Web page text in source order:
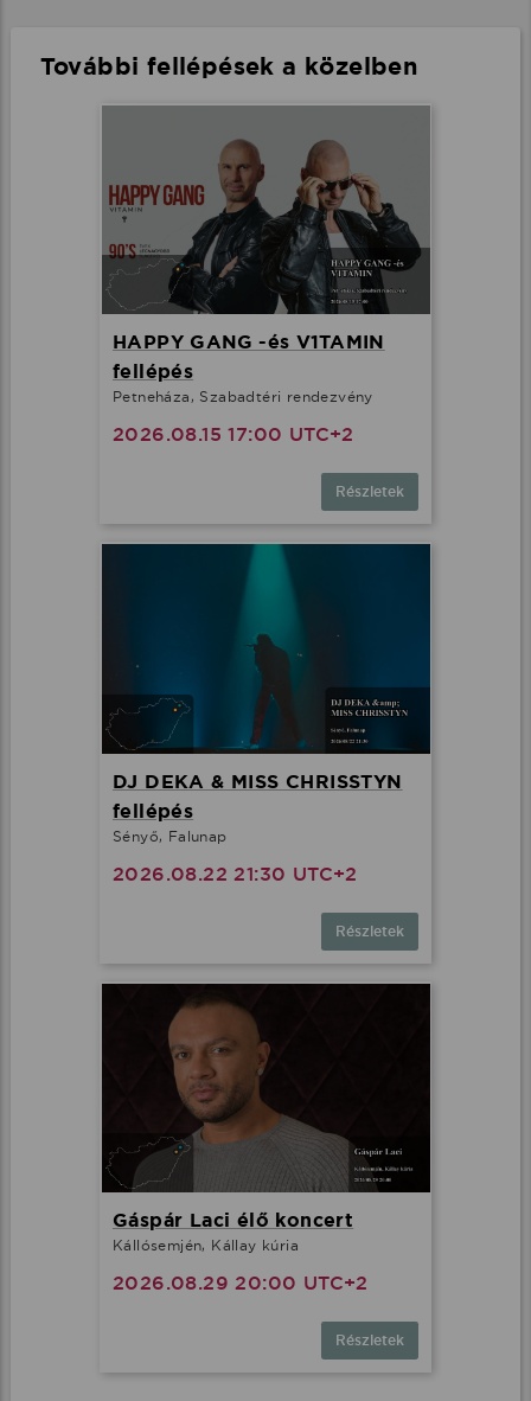
További fellépések a közelben
HAPPY GANG -és V1TAMIN
fellépés
Petneháza, Szabadtéri rendezvény
2026.08.15 17:00 UTC+2
Részletek
DJ DEKA & MISS CHRISSTYN
fellépés
Sényő, Falunap
2026.08.22 21:30 UTC+2
Részletek
Gáspár Laci élő koncert
Kállósemjén, Kállay kúria
2026.08.29 20:00 UTC+2
Részletek